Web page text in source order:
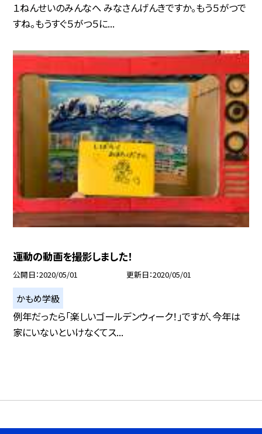
１ねんせいのみんなへ みなさんげんきですか。もう５がつで
すね。もうすぐ５がつ５に...
運動の動画を撮影しました！
公開日 2020/05/01 更新日 2020/05/01
かもめ学級
例年だったら「楽しいゴールデンウィーク！」ですが、今年は
家にいないといけなくてス...